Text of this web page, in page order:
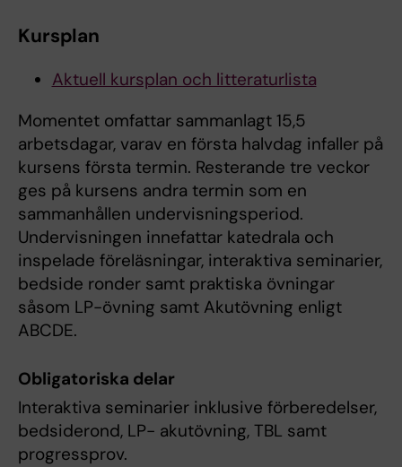
Kursplan
Aktuell kursplan och litteraturlista
Momentet omfattar sammanlagt 15,5
arbetsdagar, varav en första halvdag infaller på
kursens första termin. Resterande tre veckor
ges på kursens andra termin som en
sammanhållen undervisningsperiod.
Undervisningen innefattar katedrala och
inspelade föreläsningar, interaktiva seminarier,
bedside ronder samt praktiska övningar
såsom LP-övning samt Akutövning enligt
ABCDE.
Obligatoriska delar
Interaktiva seminarier inklusive förberedelser,
bedsiderond, LP- akutövning, TBL samt
progressprov.